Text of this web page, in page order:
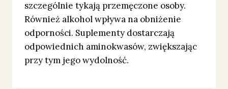
szczególnie tykają przemęczone osoby.
Również alkohol wpływa na obniżenie
odporności. Suplementy dostarczają
odpowiednich aminokwasów, zwiększając
przy tym jego wydolność.